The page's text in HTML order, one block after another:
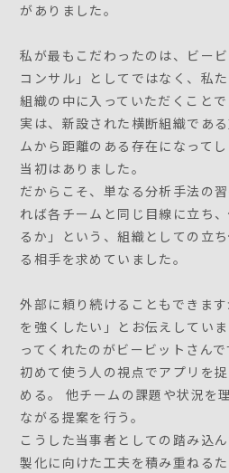
がありました。
私が最もこだわったのは、ビー
コンサル」としてではなく、私
組織の中に入っていただくことで
実は、新設された横断組織であ
ムから距離のある存在になって
当初はありました。
だからこそ、単なる分析手法の
れば各チームと同じ目線に立ち
るか」という、組織としての立
る相手を求めていました。
外部に頼り続けることもできま
を強くしたい」とお伝えしてい
ってくれたのがビービットさんで
初めて使う人の視点でアプリを
める。 他チームの課題や状況を
ながる提案を行う。
こうした当事者としての踏み込
製化に向けた工夫を積み重ねる